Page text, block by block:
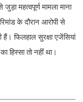
जुड़ा महत्वपूर्ण मामला माना
के दौरान आरोपी से
फिलहाल सुरक्षा एजेंसियां
हिस्सा तो नहीं था।